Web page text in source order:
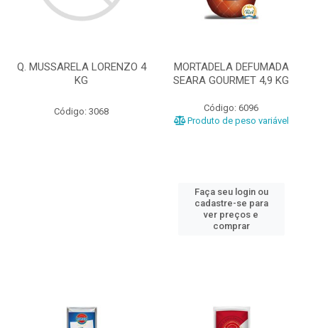
Q. MUSSARELA LORENZO 4
KG
Código: 3068
MORTADELA DEFUMADA
SEARA GOURMET 4,9 KG
Código: 6096
Produto de peso variável
Faça seu login ou
cadastre-se para
ver preços e
comprar